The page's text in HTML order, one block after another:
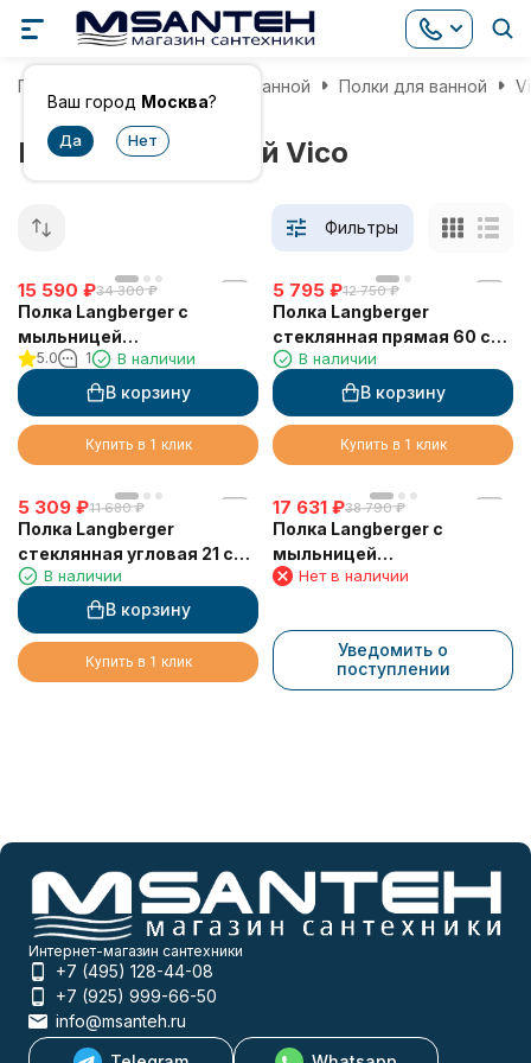
Ваш город Москва?
Главная Аксессуары для ванной Полки для ванной
Полки для ванной Vico
Фильтры
15 590 ₽34 300 ₽
Полка Langberger с
мыльницей
хромированная
универсальная к стене 52
см 31060C
5.0 1 В наличии
В корзину
Купить в 1 клик
5 795 ₽12 750 ₽
Полка Langberger
стеклянная прямая 60 см
11351EВ наличии
В корзину
Купить в 1 клик
5 309 ₽11 680 ₽
Полка Langberger
стеклянная угловая 21 см
11351FВ наличии
В корзину
Купить в 1 клик
17 631 ₽38 790 ₽
Полка Langberger с
мыльницей
хромированная
см (решетка+решетка)
31060E
Нет в наличии
Уведомить о
поступлении
Интернет-магазин сантехники
+7 (495) 128-44-08
+7 (925) 999-66-50
info@msanteh.ru